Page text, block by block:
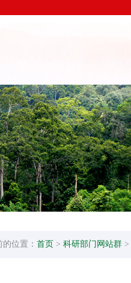
位置： 首页 > 科研部门网站群 >